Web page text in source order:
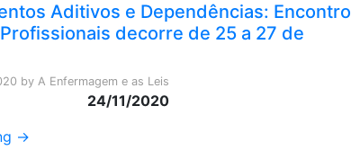
Aditivos e Dependências: Encontro
decorre de 25 a 27 de
by A Enfermagem e as Leis
24/11/2020
→